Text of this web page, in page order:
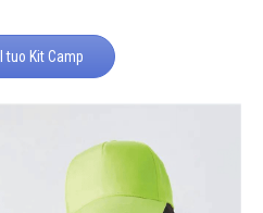
tuo Kit Camp